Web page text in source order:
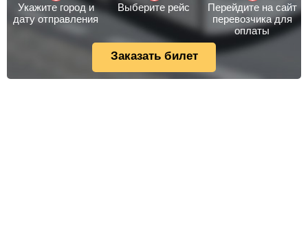
Укажите город и
дату отправления
Выберите рейс
Перейдите на сайт
перевозчика для
оплаты
Заказать билет